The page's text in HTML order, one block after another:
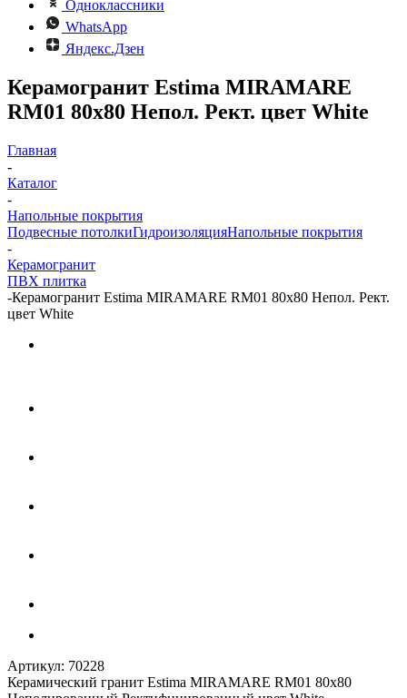
Одноклассники
WhatsApp
Яндекс.Дзен
Керамогранит Estima MIRAMARE
RM01 80x80 Непол. Рект. цвет White
Главная
-
Каталог
-
Напольные покрытия
Подвесные потолкиГидроизоляцияНапольные покрытия
-
Керамогранит
ПВХ плитка
-Керамогранит Estima MIRAMARE RM01 80x80 Непол. Рект.
цвет White
Артикул: 70228
Керамический гранит Estima MIRAMARE RM01 80x80